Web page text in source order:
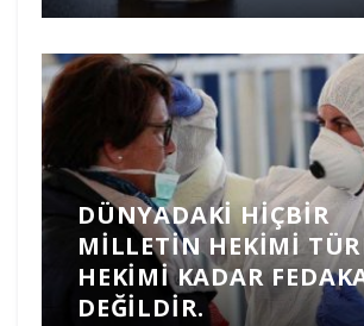
DÜNYADAKI HIÇBIR
MILLETIN HEKIMI
HEKIMI KADAR
DEĞILDIR.